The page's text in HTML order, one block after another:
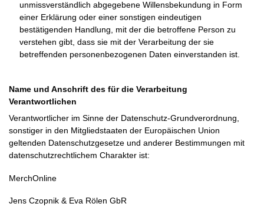
unmissverständlich abgegebene Willensbekundung in Form
einer Erklärung oder einer sonstigen eindeutigen
bestätigenden Handlung, mit der die betroffene Person zu
verstehen gibt, dass sie mit der Verarbeitung der sie
betreffenden personenbezogenen Daten einverstanden ist.
Name und Anschrift des für die Verarbeitung
Verantwortlichen
Verantwortlicher im Sinne der Datenschutz-Grundverordnung,
sonstiger in den Mitgliedstaaten der Europäischen Union
geltenden Datenschutzgesetze und anderer Bestimmungen mit
datenschutzrechtlichem Charakter ist:
MerchOnline
Jens Czopnik & Eva Rölen GbR